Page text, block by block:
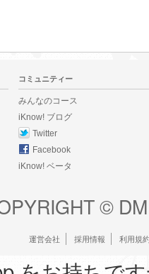
コミュニティー
みんなのコース
iKnow! ブログ
Twitter
Facebook
iKnow! ベータ
©
運営会社 採用情報 利用規